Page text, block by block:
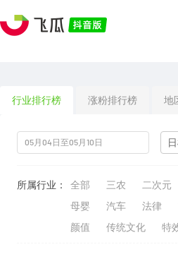
行业排行榜 涨粉排行榜 地
所属行业： 全部 三农 二次元
母婴
汽车 法律
颜值
传统文化 特